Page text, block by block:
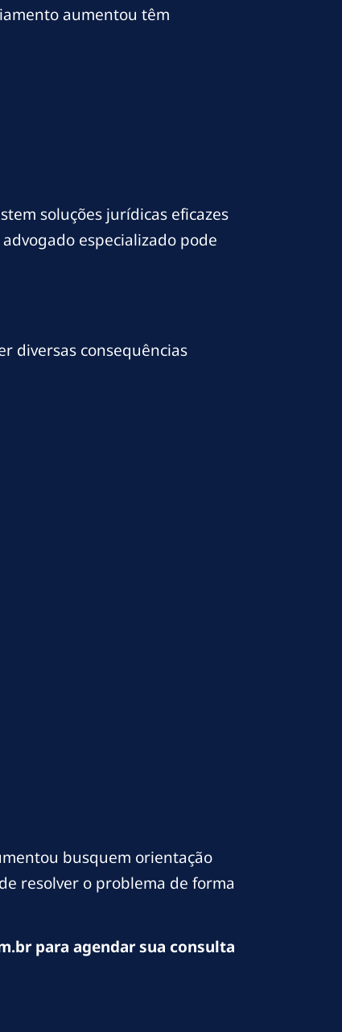
aumentou têm
soluções jurídicas eficazes
especializado pode
diversas consequências
busquem orientação
resolver o problema de forma
para agendar sua consulta